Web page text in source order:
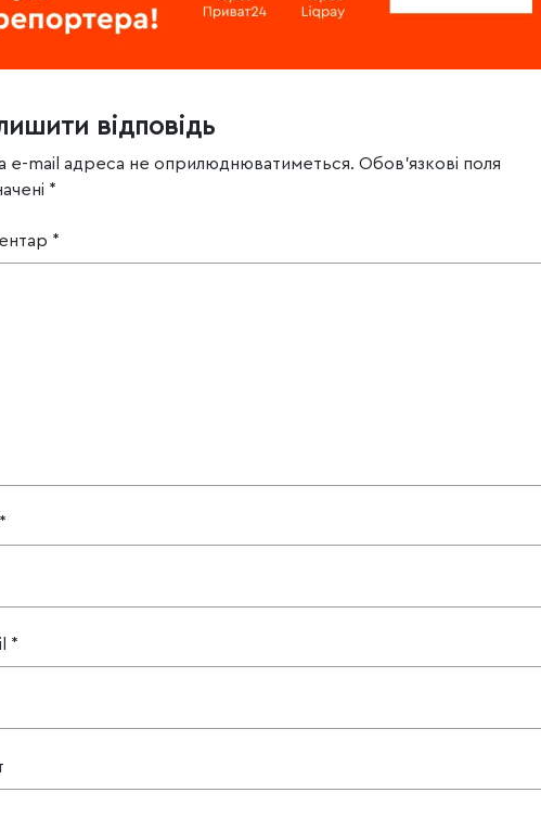
відповідь
e-mail адреса не оприлюднюватиметься. Обов’язкові поля
*
*
*
*